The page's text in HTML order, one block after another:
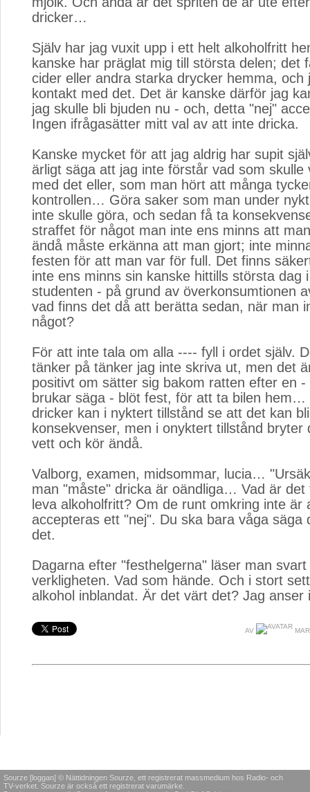
dricker…
Själv har jag vuxit upp i ett helt alkoholfritt
kanske har präglat mig till största delen; det
cider eller andra starka drycker hemma, och
kontakt med det. Det är kanske därför jag
jag skulle bli bjuden nu - och, detta "nej"
Ingen ifrågasätter mitt val av att inte dricka.
Kanske mycket för att jag aldrig har supit
ärligt säga att jag inte förstår vad som skulle
med det eller, som man hört att många
kontrollen… Göra saker som man under
inte skulle göra, och sedan få ta
straffet för något man inte ens minns att
ändå måste erkänna att man gjort; inte
festen för att man var för full. Det finns
inte ens minns sin kanske hittills största dag
studenten - på grund av överkonsumtionen
vad finns det då att berätta sedan, när man
något?
För att inte tala om alla ---- fyll i ordet själv.
tänker på tänker jag inte skriva ut, men det
positivt om sätter sig bakom ratten efter en -
brukar säga - blöt fest, för att ta bilen hem…
dricker kan i nyktert tillstånd se att det kan
konsekvenser, men i onyktert tillstånd bryter
vett och kör ändå.
Valborg, examen, midsommar, lucia…
man "måste" dricka är oändliga… Vad är det
leva alkoholfritt? Om de runt omkring inte är
accepteras ett "nej". Du ska bara våga säga
det.
Dagarna efter "festhelgerna" läser man
verkligheten. Vad som hände. Och i stort
alkohol inblandat. Är det värt det? Jag anser
AV
Sourze [loggan] © Nättidningen Sourze, ett registrerat massmedium hos Radio- och
TV-verket. Sourze är också ett registrerat varumärke.